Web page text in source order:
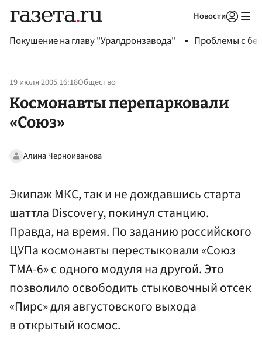
Новости
Покушение на главу "Уралдронзавода" Проблемы с
19 июля 2005 16:18Общество
Космонавты перепарковали
«Союз»
Алина Черноиванова
Экипаж МКС, так и не дождавшись старта
шаттла Discovery, покинул станцию.
Правда, на время. По заданию российского
ЦУПа космонавты перестыковали «Союз
ТМА-6» с одного модуля на другой. Это
позволило освободить стыковочный отсек
«Пирс» для августовского выхода
в открытый космос.